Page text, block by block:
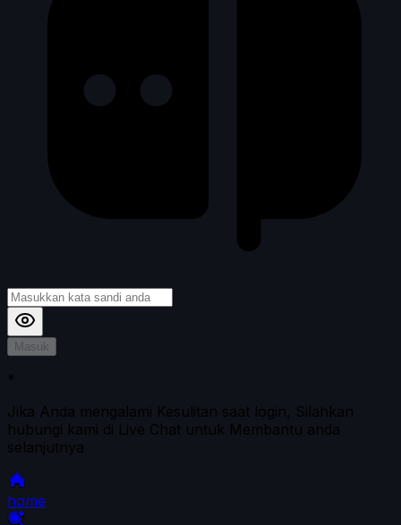
Masuk
*
Jika Anda mengalami Kesulitan saat login, Silahkan
hubungi kami di Live Chat untuk Membantu anda
selanjutnya
home